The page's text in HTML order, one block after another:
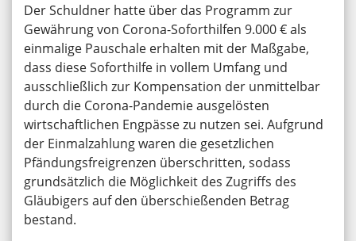
Der Schuldner hatte über das Programm zur
Gewährung von Corona-Soforthilfen 9.000 € als
einmalige Pauschale erhalten mit der Maßgabe,
dass diese Soforthilfe in vollem Umfang und
ausschließlich zur Kompensation der unmittelbar
durch die Corona-Pandemie ausgelösten
wirtschaftlichen Engpässe zu nutzen sei. Aufgrund
der Einmalzahlung waren die gesetzlichen
Pfändungsfreigrenzen überschritten, sodass
grundsätzlich die Möglichkeit des Zugriffs des
Gläubigers auf den überschießenden Betrag
bestand.